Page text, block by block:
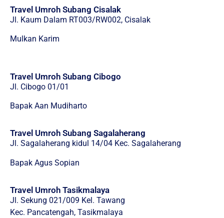
Travel Umroh Subang Cisalak
Jl. Kaum Dalam RT003/RW002, Cisalak
Mulkan Karim
Travel Umroh Subang Cibogo
Jl. Cibogo 01/01
Bapak Aan Mudiharto
Travel Umroh Subang Sagalaherang
Jl. Sagalaherang kidul 14/04 Kec. Sagalaherang
Bapak Agus Sopian
Travel Umroh Tasikmalaya
Jl. Sekung 021/009 Kel. Tawang
Kec. Pancatengah, Tasikmalaya